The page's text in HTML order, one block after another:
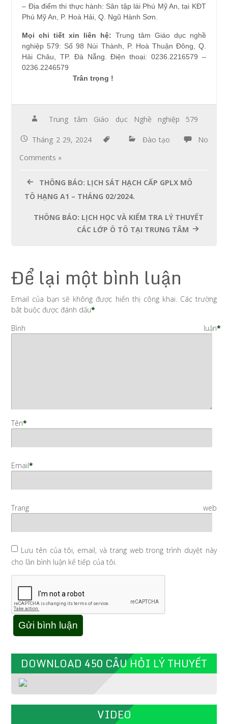
– Địa điểm thi thực hành: Sân tập lái Phú Mỹ An, tại KĐT
Phú Mỹ An, P. Hoà Hải, Q. Ngũ Hành Sơn.
Mọi chi tiết xin liên hệ: Trung tâm Giáo dục nghề
nghiệp 579: Số 98 Núi Thành, P. Hoà Thuận Đông, Q.
Hải Châu, TP. Đà Nẵng. Điện thoại: 0236.2216579 –
0236.2246579
Trân trọng !
Trung tâm Giáo dục Nghề nghiệp 579
Tháng 2 29, 2024 Đào tạo
No
Comments »
THÔNG BÁO: LỊCH SÁT HẠCH CẤP GPLX MÔ
TÔ HẠNG A1 – THÁNG 02/2024.
THÔNG BÁO: LỊCH HỌC VÀ KIỂM TRA LÝ THUYẾT
CÁC LỚP Ô TÔ TẠI TRUNG TÂM
Để lại một bình luận
Email của bạn sẽ không được hiển thị công khai. Các trường
bắt buộc được đánh dấu*
Bình luận*
Tên*
Email*
Trang web
Lưu tên của tôi, email, và trang web trong trình duyệt này
cho lần bình luận kế tiếp của tôi.
DOWNLOAD 450 CÂU HỎI LÝ THUYẾT
VIDEO